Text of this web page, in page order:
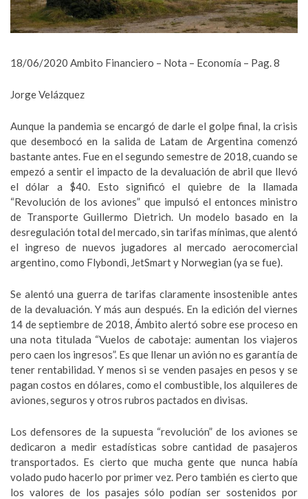
18/06/2020 Ambito Financiero – Nota – Economía – Pag. 8
Jorge Velázquez
Aunque la pandemia se encargó de darle el golpe final, la crisis
que desembocó en la salida de Latam de Argentina comenzó
bastante antes. Fue en el segundo semestre de 2018, cuando se
empezó a sentir el impacto de la devaluación de abril que llevó
el dólar a $40. Esto significó el quiebre de la llamada
“Revolución de los aviones” que impulsó el entonces ministro
de Transporte Guillermo Dietrich. Un modelo basado en la
desregulación total del mercado, sin tarifas mínimas, que alentó
el ingreso de nuevos jugadores al mercado aerocomercial
argentino, como Flybondi, JetSmart y Norwegian (ya se fue).
Se alentó una guerra de tarifas claramente insostenible antes
de la devaluación. Y más aun después. En la edición del viernes
14 de septiembre de 2018, Ámbito alertó sobre ese proceso en
una nota titulada “Vuelos de cabotaje: aumentan los viajeros
pero caen los ingresos”. Es que llenar un avión no es garantía de
tener rentabilidad. Y menos si se venden pasajes en pesos y se
pagan costos en dólares, como el combustible, los alquileres de
aviones, seguros y otros rubros pactados en divisas.
Los defensores de la supuesta “revolución” de los aviones se
dedicaron a medir estadísticas sobre cantidad de pasajeros
transportados. Es cierto que mucha gente que nunca había
volado pudo hacerlo por primer vez. Pero también es cierto que
los valores de los pasajes sólo podían ser sostenidos por